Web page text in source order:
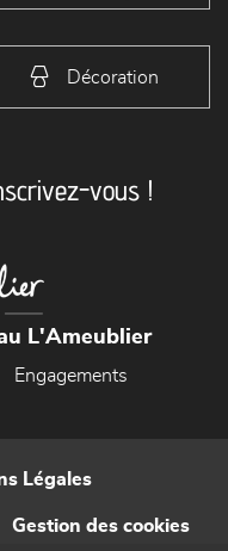
Décoration
vous !
L'Ameublier
Engagements
Légales
Gestion des cookies